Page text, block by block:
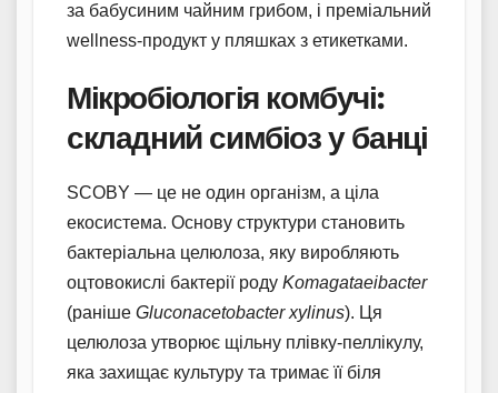
за бабусиним чайним грибом, і преміальний
wellness-продукт у пляшках з етикетками.
Мікробіологія комбучі:
складний симбіоз у банці
SCOBY — це не один організм, а ціла
екосистема. Основу структури становить
бактеріальна целюлоза, яку виробляють
оцтовокислі бактерії роду Komagataeibacter
(раніше Gluconacetobacter xylinus). Ця
целюлоза утворює щільну плівку-пеллікулу,
яка захищає культуру та тримає її біля